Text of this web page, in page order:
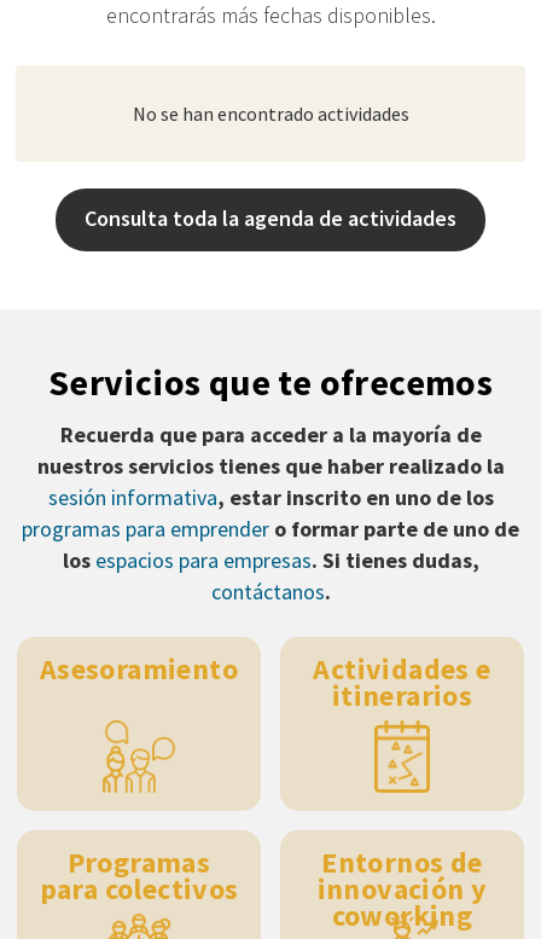
encontrarás más fechas disponibles.
No se han encontrado actividades
Consulta toda la agenda de actividades
Servicios que te ofrecemos
Recuerda que para acceder a la mayoría de
nuestros servicios tienes que haber realizado la
sesión informativa, estar inscrito en uno de los
programas para emprender o formar parte de uno de
los espacios para empresas. Si tienes dudas,
contáctanos.
Asesoramiento Actividades e
itinerarios
Programas
para colectivos
Entornos de
innovación y
coworking